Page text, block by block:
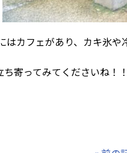
ェがあり、カキ氷や冷
ってみてくださいね！